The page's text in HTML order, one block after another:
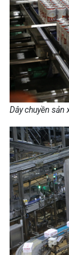
Dây chuyền sản